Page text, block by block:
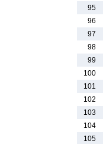
95
96
97
98
99
100
101
102
103
104
105